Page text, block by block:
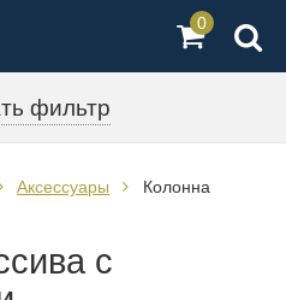
0
фильтр
Аксессуары
Колонна
с